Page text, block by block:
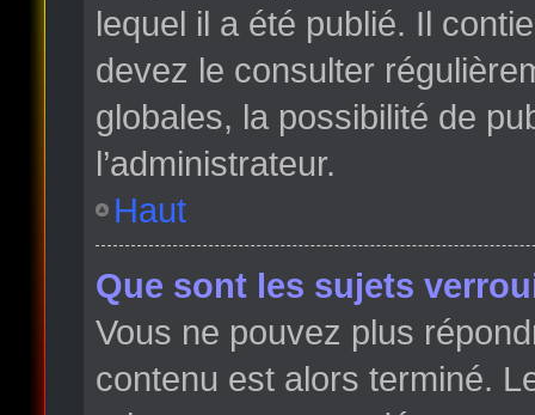
lequel il a été publié. Il
devez le consulter
globales, la possibilité de
l’administrateur.
Haut
Que sont les sujets
Vous ne pouvez plus
contenu est alors terminé.